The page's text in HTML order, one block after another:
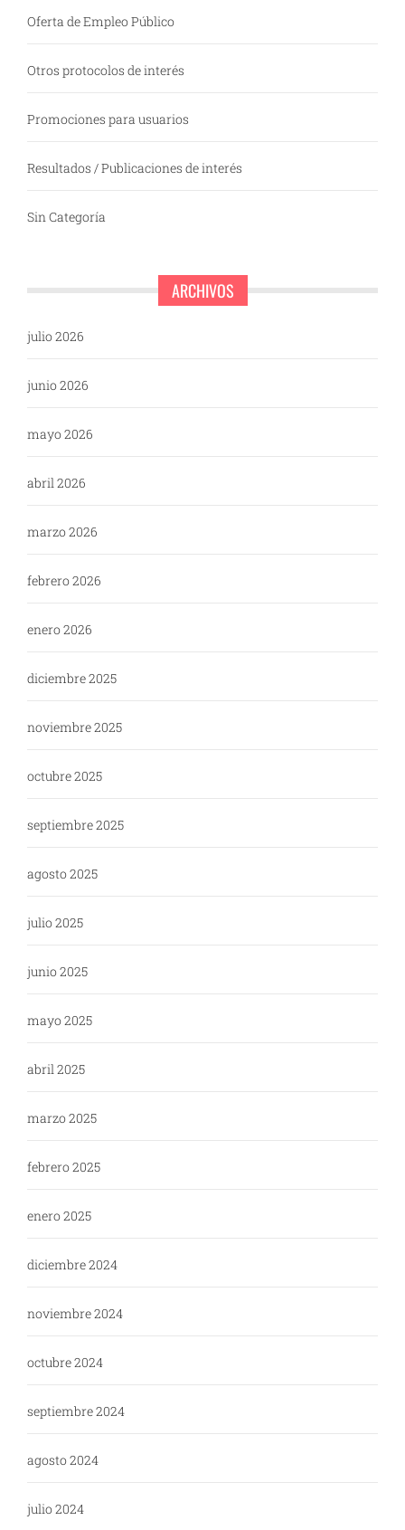
Oferta de Empleo Público
Otros protocolos de interés
Promociones para usuarios
Resultados / Publicaciones de interés
Sin Categoría
ARCHIVOS
julio 2026
junio 2026
mayo 2026
abril 2026
marzo 2026
febrero 2026
enero 2026
diciembre 2025
noviembre 2025
octubre 2025
septiembre 2025
agosto 2025
julio 2025
junio 2025
mayo 2025
abril 2025
marzo 2025
febrero 2025
enero 2025
diciembre 2024
noviembre 2024
octubre 2024
septiembre 2024
agosto 2024
julio 2024